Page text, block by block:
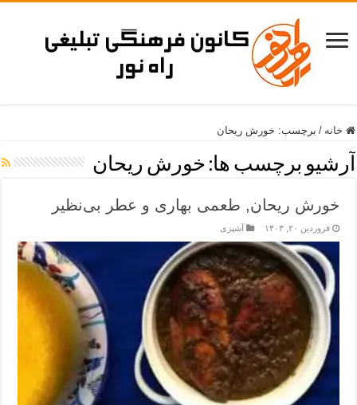
خانه / برچسب: خورش ریحان
آرشیو برچسب ها: خورش ریحان
خورش ریحان, طعمی بهاری و عطر بی‌نظیر
فروردین ۲۰, ۱۴۰۳ آشپزی